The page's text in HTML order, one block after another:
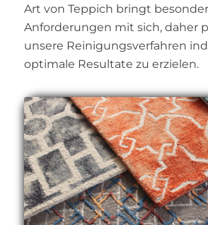
Art von Teppich bringt
Anforderungen mit sich, daher
unsere Reinigungsverfahren
optimale Resultate zu erzielen.